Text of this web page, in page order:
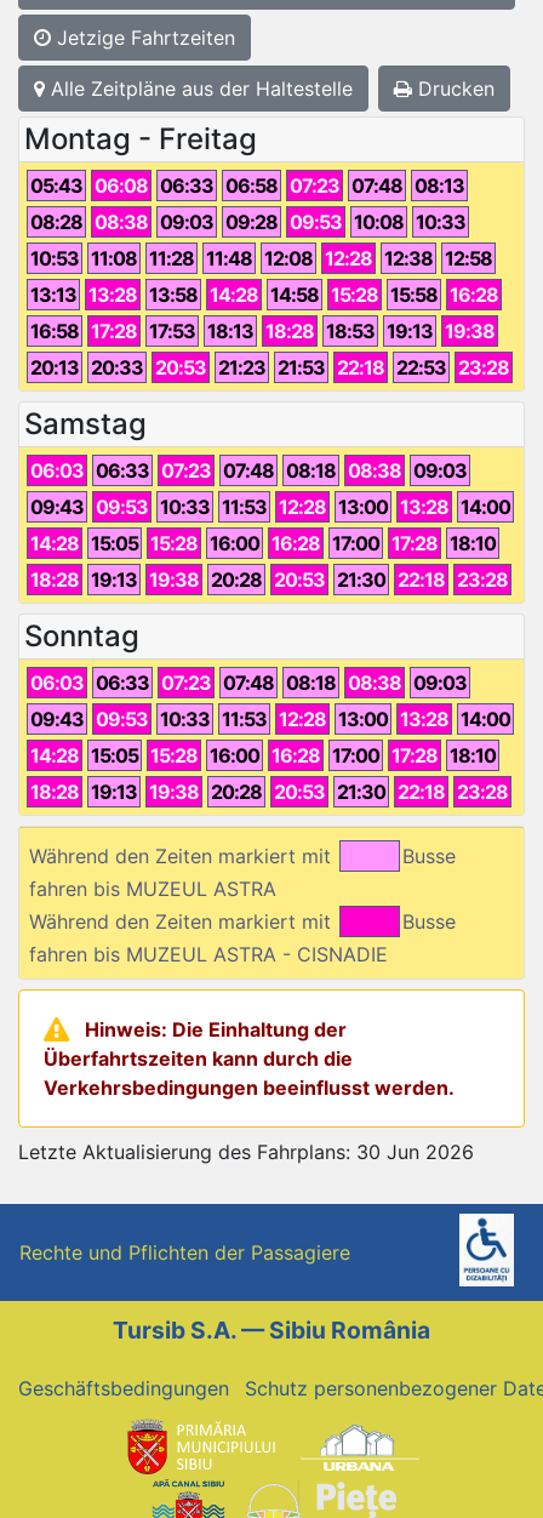
Jetzige Fahrtzeiten
Alle Zeitpläne aus der Haltestelle Drucken
Montag - Freitag
05:43 06:08 06:33 06:58 07:23 07:48 08:13
08:28 08:38 09:03 09:28 09:53 10:08 10:33
10:53 11:08 11:28 11:48 12:08 12:28 12:38 12:58
13:13 13:28 13:58 14:28 14:58 15:28 15:58 16:28
16:58 17:28 17:53 18:13 18:28 18:53 19:13 19:38
20:13 20:33 20:53 21:23 21:53 22:18 22:53 23:28
Samstag
06:03 06:33 07:23 07:48 08:18 08:38 09:03
09:43 09:53 10:33 11:53 12:28 13:00 13:28 14:00
14:28 15:05 15:28 16:00 16:28 17:00 17:28 18:10
18:28 19:13 19:38 20:28 20:53 21:30 22:18 23:28
Sonntag
06:03 06:33 07:23 07:48 08:18 08:38 09:03
09:43 09:53 10:33 11:53 12:28 13:00 13:28 14:00
14:28 15:05 15:28 16:00 16:28 17:00 17:28 18:10
18:28 19:13 19:38 20:28 20:53 21:30 22:18 23:28
Während den Zeiten markiert mit
Busse
fahren bis MUZEUL ASTRA
Während den Zeiten markiert mit
Busse
fahren bis MUZEUL ASTRA - CISNADIE
Hinweis: Die Einhaltung der
Überfahrtszeiten kann durch die
Verkehrsbedingungen beeinflusst werden.
Letzte Aktualisierung des Fahrplans: 30 Jun 2026
Rechte und Pflichten der Passagiere
Tursib S.A. — Sibiu România
Geschäftsbedingungen Schutz personenbezogener